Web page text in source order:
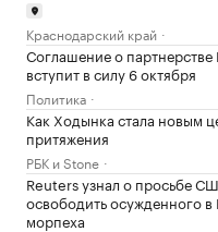
Краснодарский край
Соглашение о
вступит в силу 6 октября
Политика
Как Ходынка стала новым
притяжения
РБК и Stone
Reuters узнал о просьбе
освободить осужденного в
морпеха